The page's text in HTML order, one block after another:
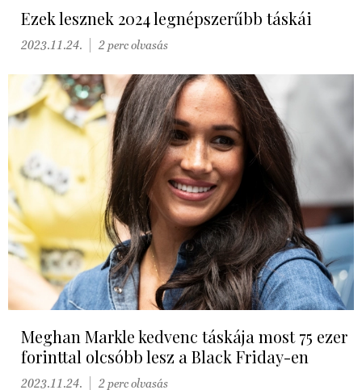
Ezek lesznek 2024 legnépszerűbb táskái
2023.11.24. 2 perc olvasás
Meghan Markle kedvenc táskája most 75 ezer
forinttal olcsóbb lesz a Black Friday-en
2023.11.24. 2 perc olvasás